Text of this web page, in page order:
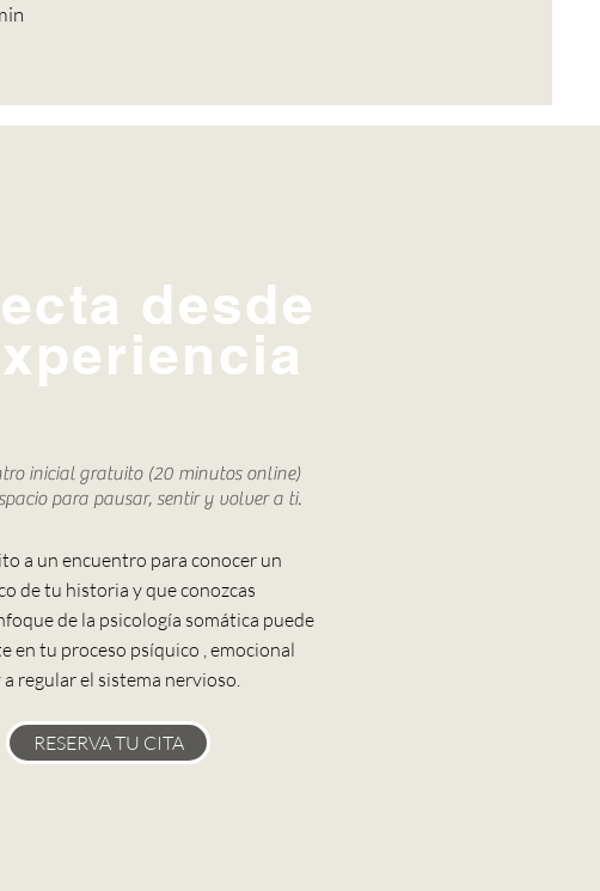
desde
inicial gratuito (20 minutos online)
para pausar, sentir y volver a ti.
a un encuentro para conocer un
de tu historia y que conozcas
de la psicología somática puede
en tu proceso psíquico , emocional
a regular el sistema nervioso.
RESERVA TU CITA